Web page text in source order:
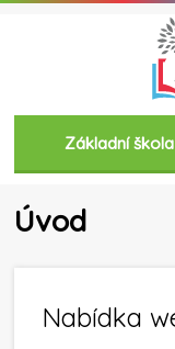
Základní škola
Úvod
Nabídka